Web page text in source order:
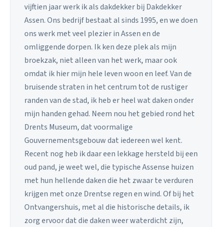
vijftien jaar werk ik als dakdekker bij Dakdekker
Assen. Ons bedrijf bestaat al sinds 1995, en we doen
ons werk met veel plezier in Assen en de
omliggende dorpen. Ik ken deze plek als mijn
broekzak, niet alleen van het werk, maar ook
omdat ik hier mijn hele leven woon en leef. Van de
bruisende straten in het centrum tot de rustiger
randen van de stad, ik heb er heel wat daken onder
mijn handen gehad. Neem nou het gebied rond het
Drents Museum, dat voormalige
Gouvernementsgebouw dat iedereen wel kent.
Recent nog heb ik daar een lekkage hersteld bij een
oud pand, je weet wel, die typische Assense huizen
met hun hellende daken die het zwaar te verduren
krijgen met onze Drentse regen en wind. Of bij het
Ontvangershuis, met al die historische details, ik
zorg ervoor dat die daken weer waterdicht zijn,